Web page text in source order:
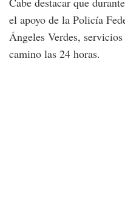
el apoyo de la Policía
Ángeles Verdes,
camino las 24 horas.